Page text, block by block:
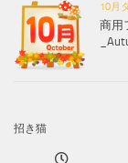
10月
商用
招き猫